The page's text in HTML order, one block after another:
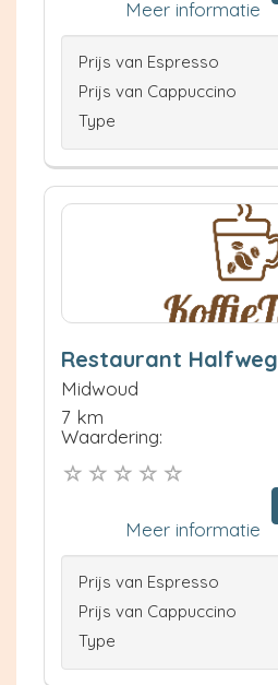
Meer informatie
Prijs van Espresso
Prijs van Cappuccino
Type
Restaurant Halfweg
Midwoud
7 km
Waardering:
Meer informatie
Prijs van Espresso
Prijs van Cappuccino
Type